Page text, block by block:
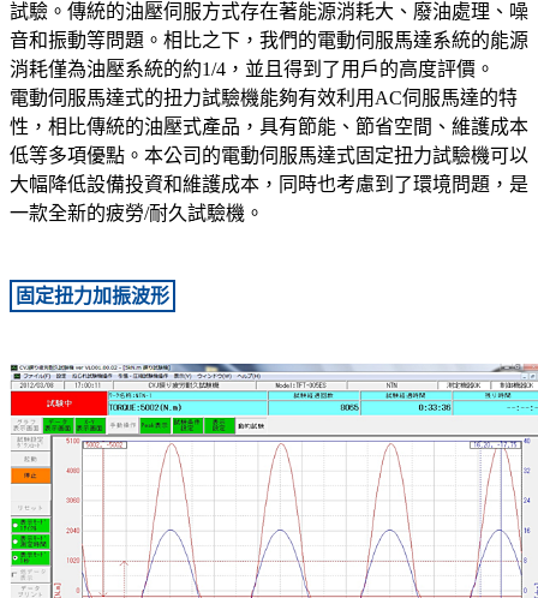
試驗。傳統的油壓伺服方式存在著能源消耗大、廢油處理、噪
音和振動等問題。相比之下，我們的電動伺服馬達系統的能源
消耗僅為油壓系統的約1/4，並且得到了用戶的高度評價。
電動伺服馬達式的扭力試驗機能夠有效利用AC伺服馬達的特
性，相比傳統的油壓式產品，具有節能、節省空間、維護成本
低等多項優點。本公司的電動伺服馬達式固定扭力試驗機可以
大幅降低設備投資和維護成本，同時也考慮到了環境問題，是
一款全新的疲勞/耐久試驗機。
固定扭力加振波形